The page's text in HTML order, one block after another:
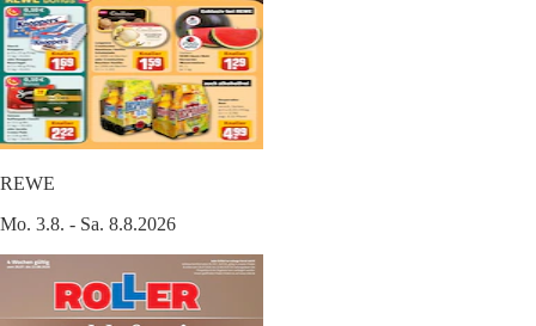
REWE
Mo. 3.8. - Sa. 8.8.2026